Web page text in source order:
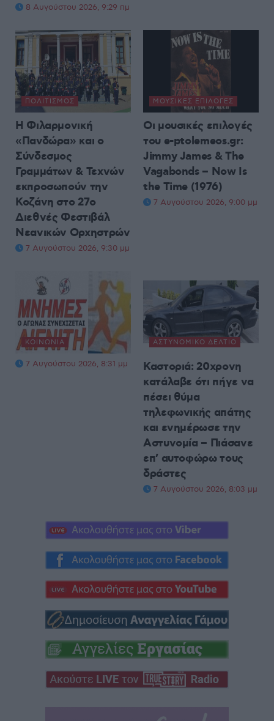
8 Αυγούστου 2026, 9:29 πμ
ΠΟΛΙΤΙΣΜΌΣ
Η Φιλαρμονική
«Πανδώρα» και ο
Σύνδεσμος
Γραμμάτων & Τεχνών
εκπροσωπούν την
Κοζάνη στο 27ο
Διεθνές Φεστιβάλ
Νεανικών Ορχηστρών
7 Αυγούστου 2026, 9:30 μμ
ΜΟΥΣΙΚΈΣ ΕΠΙΛΟΓΈΣ
Οι μουσικές επιλογές
του e-ptolemeos.gr:
Jimmy James & The
Vagabonds – Now Is
the Time (1976)
7 Αυγούστου 2026, 9:00 μμ
ΚΟΙΝΩΝΊΑ
7 Αυγούστου 2026, 8:31 μμ
ΑΣΤΥΝΟΜΙΚΌ ΔΕΛΤΊΟ
Καστοριά: 20χρονη
κατάλαβε ότι πήγε να
πέσει θύμα
τηλεφωνικής απάτης
και ενημέρωσε την
Αστυνομία – Πιάσανε
επ’ αυτοφώρω τους
δράστες
7 Αυγούστου 2026, 8:03 μμ